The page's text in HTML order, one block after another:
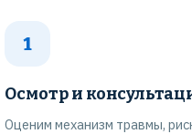
1
Осмотр и
Оценим механизм травмы,